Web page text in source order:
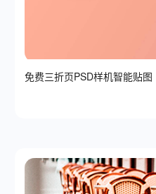
免费三折页PSD样机智能贴图